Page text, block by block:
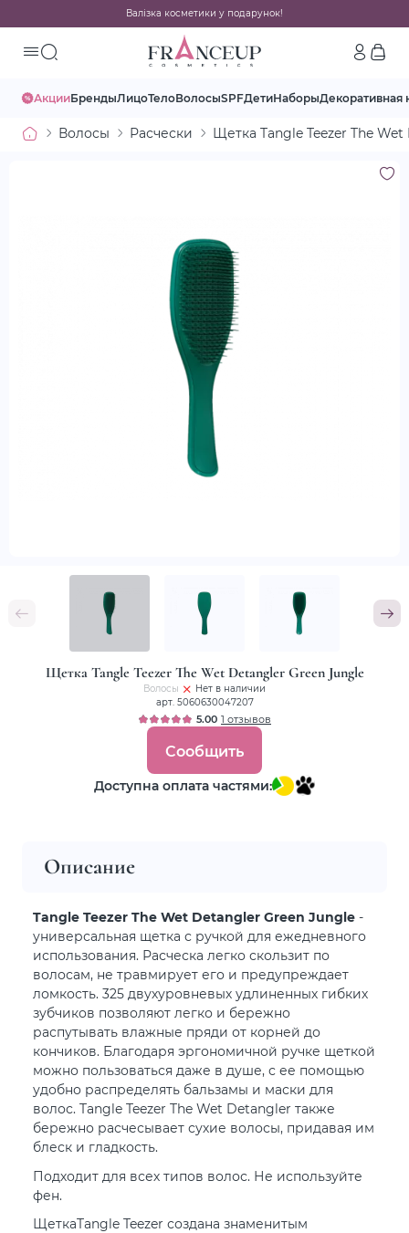
Валізка косметики у подарунок!
АкцииБрендыЛицоТелоВолосыSPFДетиНаборыДекоративная
Волосы Расчески Щетка Tangle Teezer The
Щетка Tangle Teezer The Wet Detangler Green Jungle
Волосы
Нет в наличии
арт. 5060630047207
5.00 1 отзывов
Сообщить
Доступна оплата частями:
Описание
Tangle Teezer The Wet Detangler Green Jungle -
универсальная щетка с ручкой для ежедневного
использования. Расческа легко скользит по
волосам, не травмирует его и предупреждает
ломкость. 325 двухуровневых удлиненных гибких
зубчиков позволяют легко и бережно
распутывать влажные пряди от корней до
кончиков. Благодаря эргономичной ручке щеткой
можно пользоваться даже в душе, с ее помощью
удобно распределять бальзамы и маски для
волос. Tangle Teezer The Wet Detangler также
бережно расчесывает сухие волосы, придавая им
блеск и гладкость.
Подходит для всех типов волос. Не используйте
фен.
ЩеткаTangle Teezer создана знаменитым